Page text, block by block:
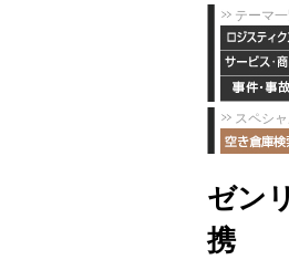
テーマ
スペシ
ゼン
携